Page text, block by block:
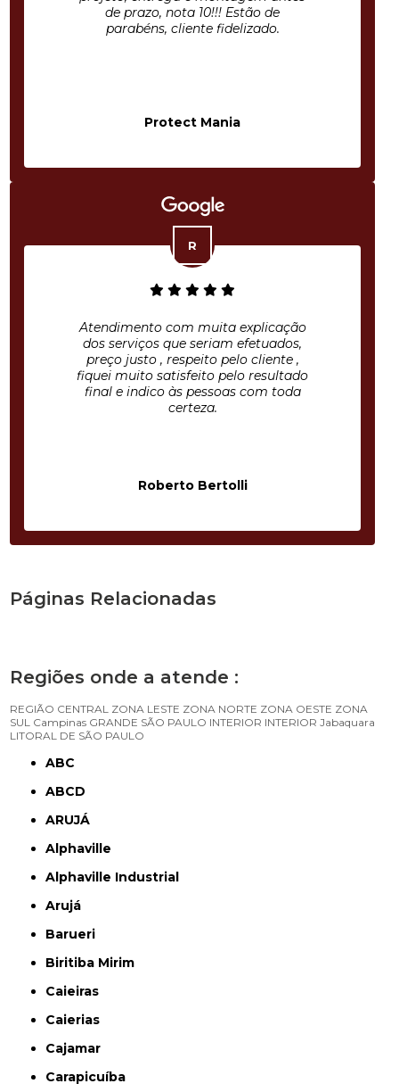
de prazo, nota 10!!! Estão de
parabéns, cliente fidelizado.
Protect Mania
Atendimento com muita explicação
dos serviços que seriam efetuados,
preço justo , respeito pelo cliente ,
fiquei muito satisfeito pelo resultado
final e indico às pessoas com toda
certeza.
Roberto Bertolli
Páginas Relacionadas
Regiões onde a atende :
REGIÃO CENTRAL ZONA LESTE ZONA NORTE ZONA OESTE ZONA
SUL Campinas GRANDE SÃO PAULO INTERIOR INTERIOR Jabaquara
LITORAL DE SÃO PAULO
ABC
ABCD
ARUJÁ
Alphaville
Alphaville Industrial
Arujá
Barueri
Biritiba Mirim
Caieiras
Caierias
Cajamar
Carapicuíba